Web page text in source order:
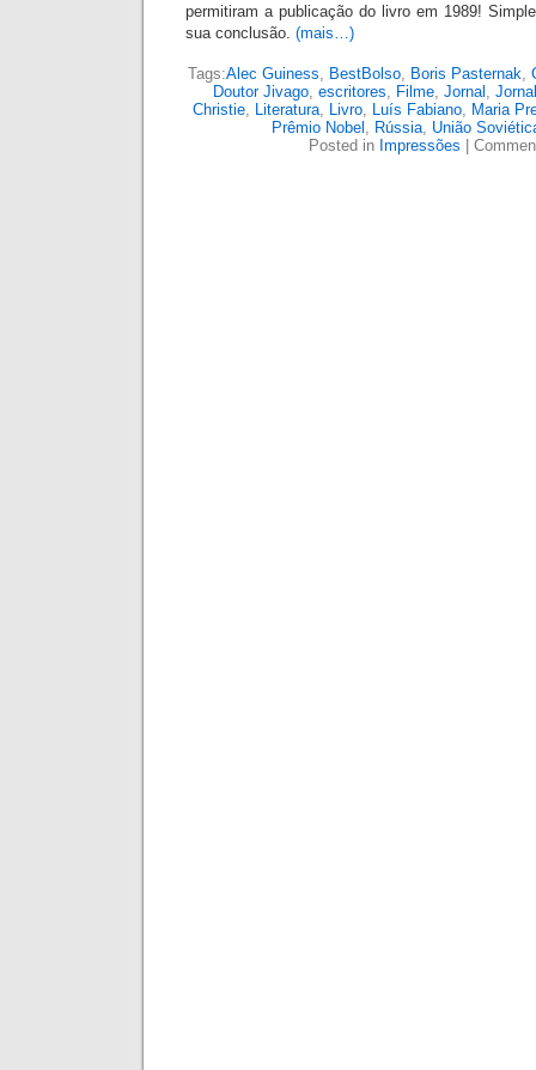
permitiram a publicação do livro em 1989!
sua conclusão. (mais…)
Tags:Alec Guiness, BestBolso, Boris Pasternak,
Doutor Jivago, escritores, Filme, Jornal ,
Christie, Literatura, Livro, Luís Fabiano, Maria
Prêmio Nobel , Rússia, União
Posted in Impressões